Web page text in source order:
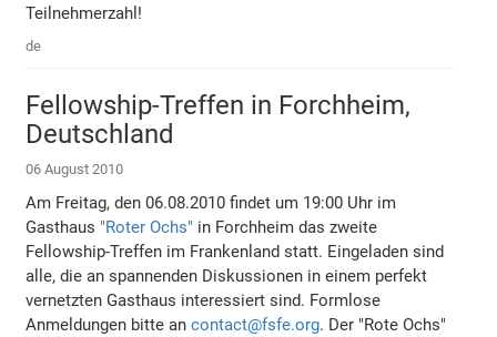
Teilnehmerzahl!
de
Fellowship-Treffen in Forchheim,
Deutschland
06 August 2010
Am Freitag, den 06.08.2010 findet um 19:00 Uhr im
Gasthaus "Roter Ochs" in Forchheim das zweite
Fellowship-Treffen im Frankenland statt. Eingeladen sind
alle, die an spannenden Diskussionen in einem perfekt
vernetzten Gasthaus interessiert sind. Formlose
Anmeldungen bitte ancontact@fsfe.org. Der "Rote Ochs"